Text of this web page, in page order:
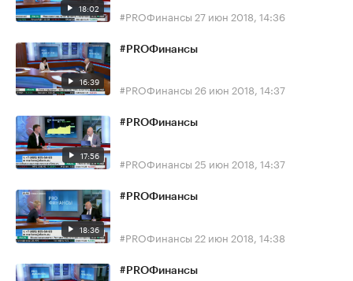
18:02 #PROФинансы 27 июн 2018, 14:36
16:39
#PROФинансы
#PROФинансы 26 июн 2018, 14:37
17:56
#PROФинансы
#PROФинансы 25 июн 2018, 14:37
18:36
#PROФинансы
#PROФинансы 22 июн 2018, 14:38
#PROФинансы